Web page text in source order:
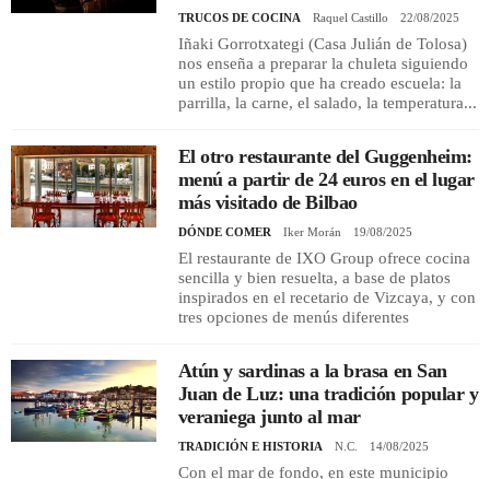
TRUCOS DE COCINA Raquel Castillo 22/08/2025
Iñaki Gorrotxategi (Casa Julián de Tolosa)
nos enseña a preparar la chuleta siguiendo
un estilo propio que ha creado escuela: la
parrilla, la carne, el salado, la temperatura...
El otro restaurante del Guggenheim:
menú a partir de 24 euros en el lugar
más visitado de Bilbao
DÓNDE COMER Iker Morán 19/08/2025
El restaurante de IXO Group ofrece cocina
sencilla y bien resuelta, a base de platos
inspirados en el recetario de Vizcaya, y con
tres opciones de menús diferentes
Atún y sardinas a la brasa en San
Juan de Luz: una tradición popular y
veraniega junto al mar
TRADICIÓN E HISTORIA N.C. 14/08/2025
Con el mar de fondo, en este municipio